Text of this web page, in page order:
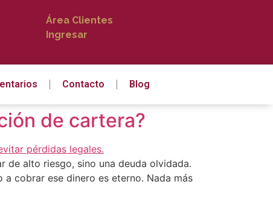
Área Clientes
Ingresar
Contacto Blog
de cartera?
de alto riesgo, sino una deuda olvidada.
cobrar ese dinero es eterno. Nada más